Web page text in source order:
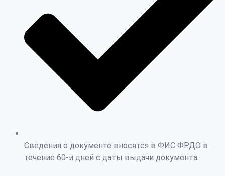
Сведения о документе вносятся в ФИС ФРДО в
течение 60-и дней с даты выдачи документа.